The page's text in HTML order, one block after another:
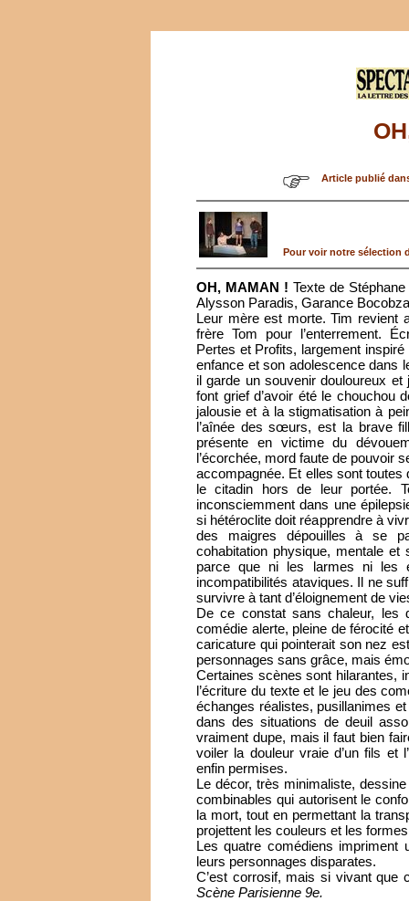
Article publié
Pour voir notre sélection
OH, MAMAN ! Texte de
Alysson Paradis, Garance
Leur mère est morte. Tim
frère Tom pour l’enterrement.
Pertes et Profits, largement
enfance et son adolescence dans
il garde un souvenir douloureux
font grief d’avoir été le chouchou
jalousie et à la stigmatisation à
l’aînée des sœurs, est la brave
présente en victime du
l’écorchée, mord faute de pouvoir
accompagnée. Et elles sont
le citadin hors de leur portée.
inconsciemment dans une
si hétéroclite doit réapprendre à
des maigres dépouilles à se
cohabitation physique, mentale et
parce que ni les larmes ni les
incompatibilités ataviques. Il ne
survivre à tant d’éloignement de
De ce constat sans chaleur, les
comédie alerte, pleine de férocité
caricature qui pointerait son nez
personnages sans grâce, mais
Certaines scènes sont hilarantes,
l’écriture du texte et le jeu des
échanges réalistes, pusillanimes
dans des situations de deuil
vraiment dupe, mais il faut bien
voiler la douleur vraie d’un fils et
enfin permises.
Le décor, très minimaliste,
combinables qui autorisent le
la mort, tout en permettant la
projettent les couleurs et les
Les quatre comédiens
leurs personnages disparates.
C’est corrosif, mais si vivant que
Scène Parisienne 9e.